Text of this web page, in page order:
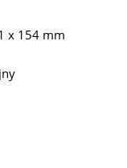
x 154 mm